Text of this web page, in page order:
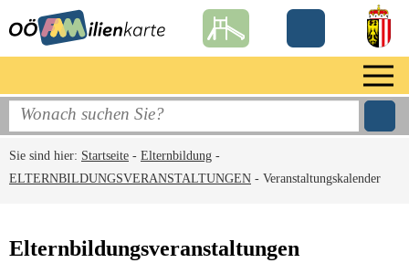
Sie sind hier: Startseite - Elternbildung -
ELTERNBILDUNGSVERANSTALTUNGEN - Veranstaltungskalender
Elternbildungsveranstaltungen